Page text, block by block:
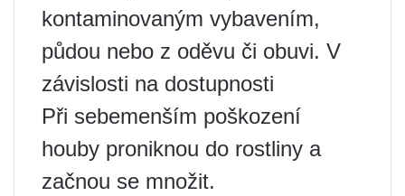
kontaminovaným vybavením,
půdou nebo z oděvu či obuvi. V
závislosti na dostupnosti
Při sebemenším poškození
houby proniknou do rostliny a
začnou se množit.